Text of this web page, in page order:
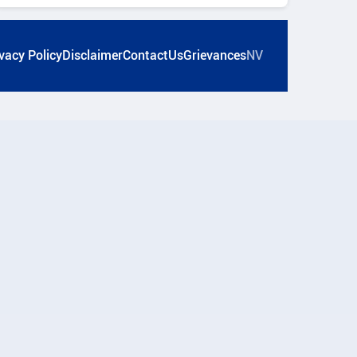
PolicyDisclaimerContactUsGrievancesNV